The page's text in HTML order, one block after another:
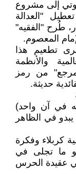
إلى مشروع
"العدالة
طُرح "الفقيه"
المعصوم.
تطعيم هذا
والأنظمة
من رمز
حديثة.
في آن واحد)
في الظاهر
كربلاء وفكرة
ما تجلى في
في عقيدة الحرس